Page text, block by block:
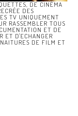
DE CINÉMA
DES
TV UNIQUEMENT
RASSEMBLER TOUS
ET DE
ET D'ECHANGER
DE FILM ET